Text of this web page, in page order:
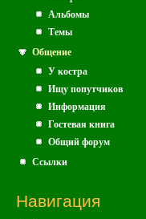
Альбомы
Темы
Общение
У костра
Ищу попутчиков
Информация
Гостевая книга
Общий форум
Ссылки
Навигация